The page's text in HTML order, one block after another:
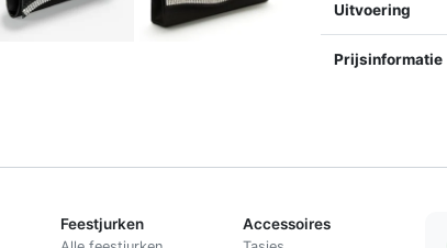
Uitvoering
Prijsinformatie
Feestjurken Accessoires